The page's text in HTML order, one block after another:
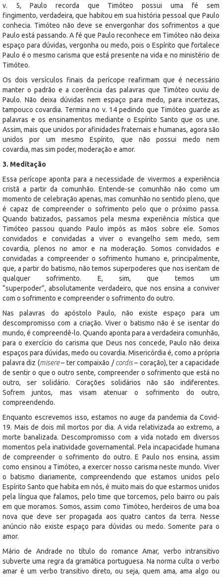
v. 5, Paulo recorda que Timóteo possui uma fé sem
fingimento, verdadeira, que habitou em sua história pessoal que Paulo
conhecia. Timóteo não deve se envergonhar dos sofrimentos a que
Paulo está passando. A fé que Paulo reconhece em Timóteo não deixa
espaço para dúvidas, vergonha ou medo, pois o Espírito que fortalece
Paulo é o mesmo carisma que está presente na vida e no ministério de
Timóteo.
Os dois versículos finais da perícope reafirmam que é necessário
manter o padrão e a coerência das palavras que Timóteo ouviu de
Paulo. Não deixa dúvidas nem espaço para medo, para incertezas,
tampouco covardia. Termina no v. 14 pedindo que Timóteo guarde as
palavras e os ensinamentos mediante o Espírito Santo que os une.
Assim, mais que unidos por afinidades fraternais e humanas, agora são
unidos por um mesmo Espírito, que não possui medo nem
covardia, mas sim poder, moderação e amor.
3. Meditação
Essa perícope aponta para a necessidade de vivermos a experiência
cristã a partir da comunhão. Entende-se comunhão não como um
momento de celebração apenas, mas comunhão no sentido pleno, que
é capaz de compreender o sofrimento pelo que o próximo passa.
Quando batizados, passamos pela mesma experiência mística que
Timóteo passou quando Paulo impôs as mãos sobre ele. Somos
convidados e convidadas a viver o evangelho sem medo, sem
covardia, plenos no amor e na moderação. Somos convidados e
convidadas a compreender o sofrimento humano e, principalmente,
que, a partir do batismo, não temos superpoderes que nos isentam de
qualquer sofrimento. E, sim, que temos um
“superpoder”, absolutamente verdadeiro, que nos ensina a conviver
com o sofrimento e compreender o sofrimento do outro.
Nas palavras do apóstolo Paulo, não existe espaço para um
descompromisso com a criação. Viver o batismo não é se isentar do
mundo, é compreendê-lo. Quando aponta para a verdadeira comunhão,
para o exercício do carisma que Deus nos concede, Paulo não deixa
espaços para dúvidas, medo ou covardia. Misericórdia é, como a própria
palavra diz (misere– ter compaixão /cordis– coração), ter a capacidade
de sentir o que o outro sente, compreender o sofrimento que está no
outro, ser solidário. Corações solidários não são indiferentes.
Sofrem juntos, mas visam atenuar o sofrimento do outro,
compreendendo.
Enquanto escrevemos isso, estamos no auge da pandemia da Covid-
19. Mais de dois mil mortos por dia. A vida relativizada ao extremo, a
morte banalizada. Descompromisso com a vida notado em diversos
momentos pela inatividade governamental. Pela incapacidade humana
de compreender o sofrimento do outro. E Paulo nos ensina, assim
como ensinou a Timóteo, a exercer nosso carisma neste mundo. Viver
o batismo diariamente, compreendendo que estamos unidos pelo
Espírito Santo que habita em nós, é muito mais do que estarmos unidos
pela língua que falamos, pelo time que torcemos, pelo bairro ou país
em que moramos. Somos, assim como Timóteo, herdeiros de uma boa
nova que deve ser propagada aos quatro cantos da terra. Nesse
anúncio não existe espaço para dúvidas ou medo. Somente para o
amor.
Mário de Andrade no título do romance Amar, verbo intransitivo
subverte uma regra da gramática portuguesa. Na norma culta o verbo
amar é um verbo transitivo direto, ou seja, quem ama, ama algo ou